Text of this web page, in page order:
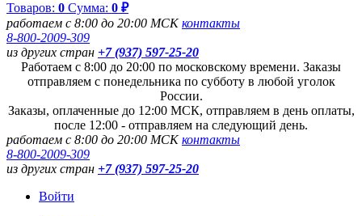
Товаров: 0 Сумма: 0 ₽
работаем с 8:00 до 20:00 МСКконтакты
8-800-2009-309
из других стран +7 (937) 597-25-20
Работаем с 8:00 до 20:00 по московскому времени. Заказы
отправляем с понедельника по субботу в любой уголок
России.
Заказы, оплаченные до 12:00 МСК, отправляем в день оплаты,
после 12:00 - отправляем на следующий день.
работаем с 8:00 до 20:00 МСКконтакты
8-800-2009-309
из других стран +7 (937) 597-25-20
Войти